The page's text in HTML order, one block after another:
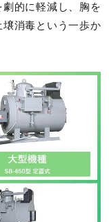
的に軽減し、胸を
消毒という一歩か